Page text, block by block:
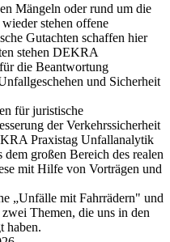
Mängeln oder rund um die
stehen offene
Gutachten schaffen hier
stehen DEKRA
für die Beantwortung
und Sicherheit
für juristische
der Verkehrssicherheit
Praxistag Unfallanalytik
großen Bereich des realen
mit Hilfe von Vorträgen und
„Unfälle mit Fahrrädern" und
Themen, die uns in den
haben.